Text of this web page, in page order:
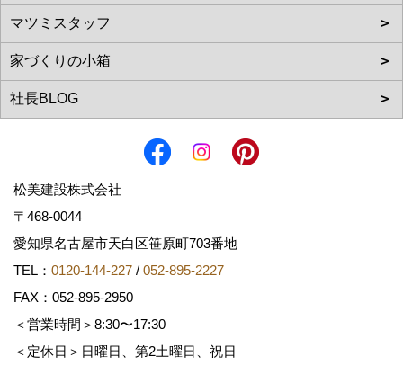
松美建設株式会社
〒468-0044
愛知県名古屋市天白区笹原町703番地
TEL： 0120-144-227 / 052-895-2227
FAX：052-895-2950
＜営業時間＞8:30〜17:30
＜定休日＞日曜日、第2土曜日、祝日